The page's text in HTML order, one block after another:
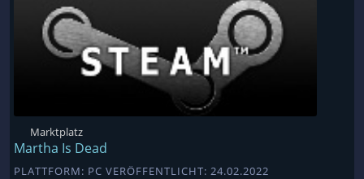
Marktplatz
Martha Is Dead
PLATTFORM: PC VERÖFFENTLICHT: 24.02.2022